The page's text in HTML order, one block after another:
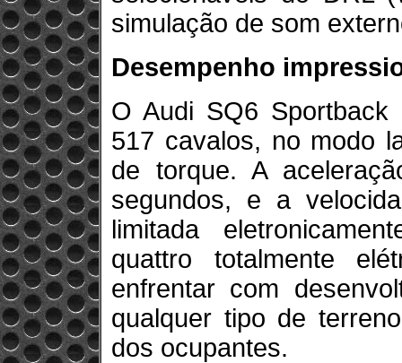
simulação de som
Desempenho
O Audi SQ6
517 cavalos, no modo
de torque. A
segundos, e a
limitada
quattro totalmente
enfrentar com
qualquer tipo de
dos ocupantes.